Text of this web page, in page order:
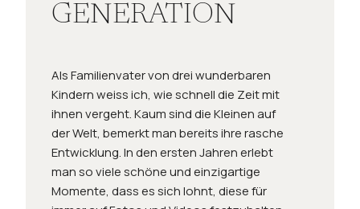
GENERATION
Als Familienvater von drei wunderbaren
Kindern weiss ich, wie schnell die Zeit mit
ihnen vergeht. Kaum sind die Kleinen auf
der Welt, bemerkt man bereits ihre rasche
Entwicklung. In den ersten Jahren erlebt
man so viele schöne und einzigartige
Momente, dass es sich lohnt, diese für